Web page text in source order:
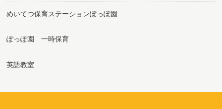
めいてつ保育ステーションぽっぽ園
ぽっぽ園 一時保育
英語教室